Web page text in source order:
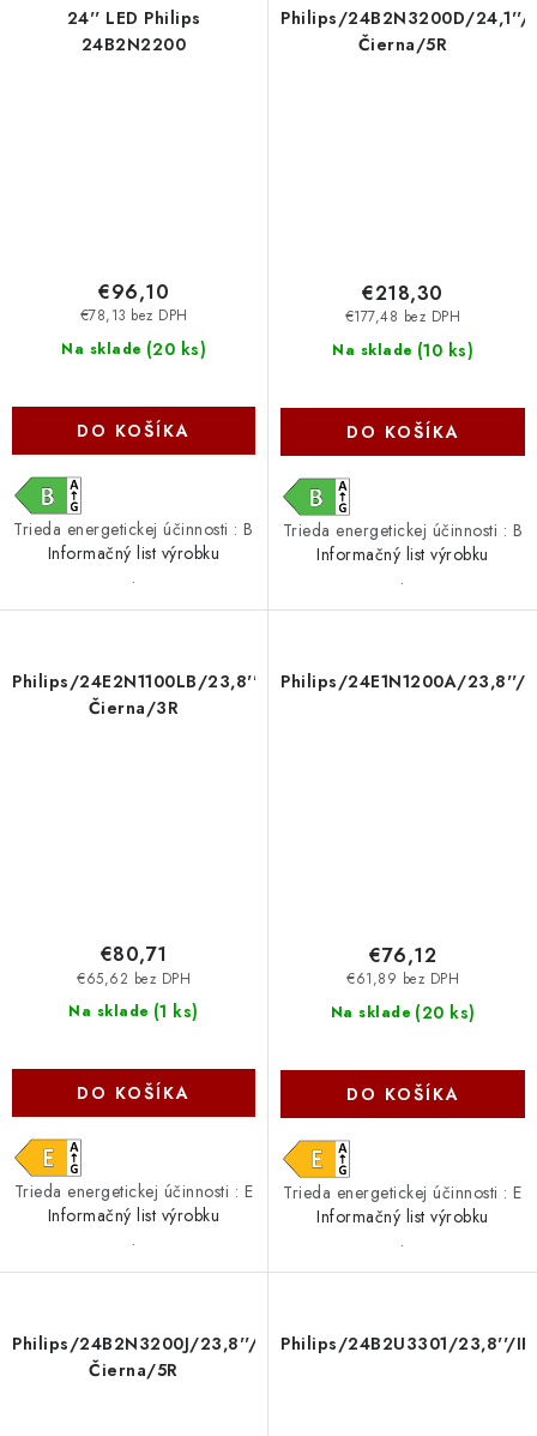
24'' LED Philips
24B2N2200
Na sklade (20 ks)
€78,13 bez DPH
€96,10
DO KOŠÍKA
Trieda energetickej účinnosti : B
Informačný list výrobku
.
Philips/24B2N3200D/24,1''/
Čierna/5R
Na sklade (10 ks)
€177,48 bez DPH
€218,30
DO KOŠÍKA
Trieda energetickej účinnosti : B
Informačný list výrobku
.
Philips/24E2N1100LB/23,8''/VA/FHD/100Hz/1ms/
Čierna/3R
Na sklade (1 ks)
€65,62 bez DPH
€80,71
DO KOŠÍKA
Trieda energetickej účinnosti : E
Informačný list výrobku
.
Philips/24E1N1200A/23,8''/
Na sklade (20 ks)
€61,89 bez DPH
€76,12
DO KOŠÍKA
Trieda energetickej účinnosti : E
Informačný list výrobku
.
Philips/24B2N3200J/23,8''/IPS/FHD/120Hz/4ms/
Čierna/5R
Philips/24B2U3301/23,8''/